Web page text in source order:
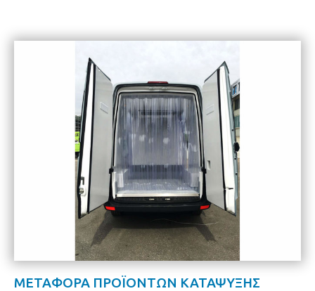
ΜΕΤΑΦΟΡΑ ΠΡΟΪΟΝΤΩΝ ΚΑΤΑΨΥΞΗΣ